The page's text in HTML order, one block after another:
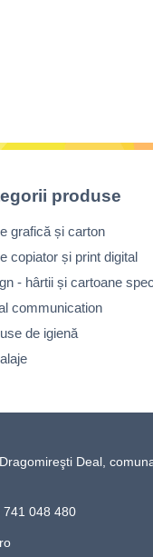
produse
grafică și carton
copiator și print digital
- hârtii și cartoane
communication
de igienă
Deal,
741 048 480